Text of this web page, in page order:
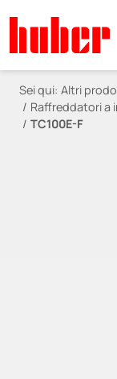
Sei qui: Altri
Raffreddatori a
TC100E-F